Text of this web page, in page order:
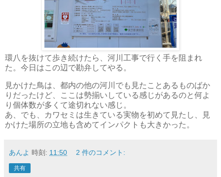
環八を抜けて歩き続けたら、河川工事で行く手を阻まれ
た。今日はこの辺で勘弁してやる。
見かけた鳥は、都内の他の河川でも見たことあるものばか
りだったけど、ここは勢揃いしている感じがあるのと何よ
り個体数が多くて途切れない感じ。
あ、でも、カワセミは生きている実物を初めて見たし、見
かけた場所の立地も含めてインパクトも大きかった。
あんよ 時刻: 11:50 2 件のコメント:
共有